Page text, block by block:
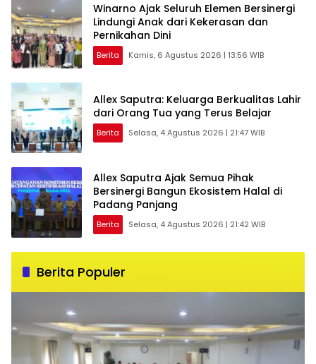
Winarno Ajak Seluruh Elemen Bersinergi
Lindungi Anak dari Kekerasan dan
Pernikahan Dini
Berita Kamis, 6 Agustus 2026 | 13:56 WIB
Allex Saputra: Keluarga Berkualitas Lahir
dari Orang Tua yang Terus Belajar
Berita Selasa, 4 Agustus 2026 | 21:47 WIB
Allex Saputra Ajak Semua Pihak
Bersinergi Bangun Ekosistem Halal di
Padang Panjang
Berita Selasa, 4 Agustus 2026 | 21:42 WIB
Berita Populer